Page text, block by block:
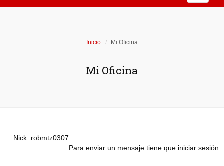
Inicio Mi Oficina
Mi Oficina
Nick: robmtz0307
Para enviar un mensaje tiene que iniciar sesión